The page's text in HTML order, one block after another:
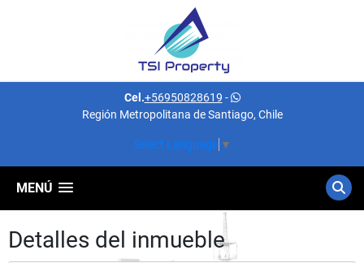
Cel.+56950828619 -
Región Metropolitana de Santiago, Chile
Select Language ▼
MENÚ
Detalles del inmueble